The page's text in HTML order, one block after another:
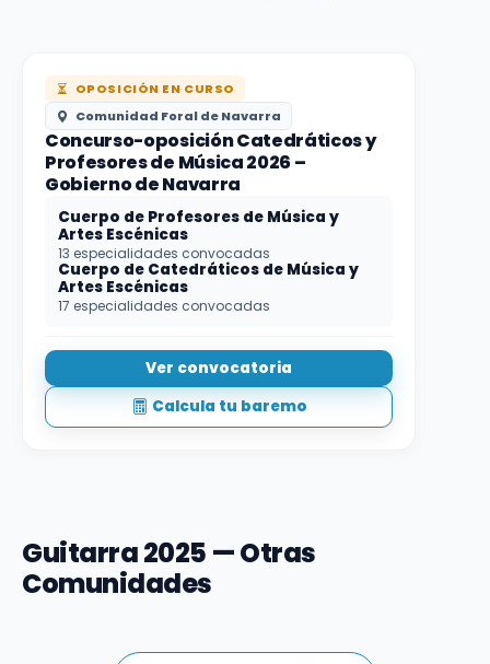
OPOSICIÓN EN CURSO
Comunidad Foral de Navarra
Concurso-oposición Catedráticos y
Profesores de Música 2026 –
Gobierno de Navarra
Cuerpo de Profesores de Música y
Artes Escénicas
13 especialidades convocadas
Cuerpo de Catedráticos de Música y
Artes Escénicas
17 especialidades convocadas
Ver convocatoria
Calcula tu baremo
Guitarra 2025 — Otras
Comunidades